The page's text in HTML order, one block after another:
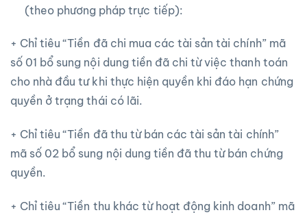
(theo phương pháp trực tiếp):
+ Chỉ tiêu “Tiền đã chi mua các tài sản tài chính” mã
số 01 bổ sung nội dung tiền đã chi từ việc thanh toán
cho nhà đầu tư khi thực hiện quyền khi đáo hạn chứng
quyền ở trạng thái có lãi.
+ Chỉ tiêu “Tiền đã thu từ bán các tài sản tài chính”
mã số 02 bổ sung nội dung tiền đã thu từ bán chứng
quyền.
+ Chỉ tiêu “Tiền thu khác từ hoạt động kinh doanh” mã